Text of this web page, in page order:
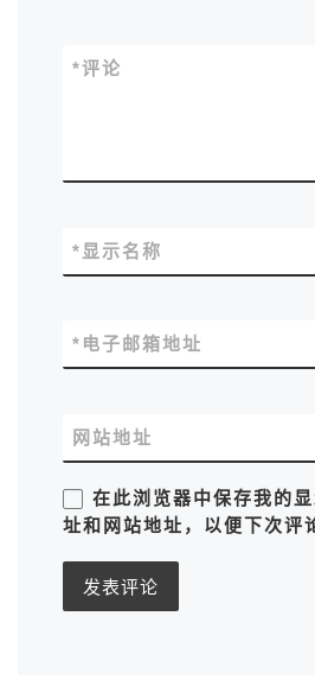
评论
*
显示名称
*
电子邮箱地址
*
网站地址
在此浏览器中保存我的
址和网站地址，以便下次评